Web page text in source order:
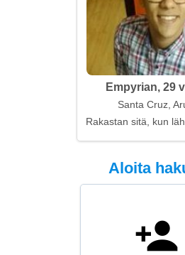
Empyrian, 29
Santa Cruz,
Rakastan sitä, kun
Aloita